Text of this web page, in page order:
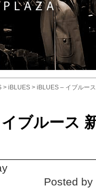
> iBLUES > iBLUES – イブルー
ブルース
Posted by